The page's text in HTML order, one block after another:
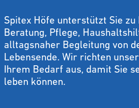
Spitex Höfe unterstützt Sie zu
Beratung, Pflege,
alltagsnaher Begleitung von
Lebensende. Wir richten
Ihrem Bedarf aus, damit Sie
leben können.